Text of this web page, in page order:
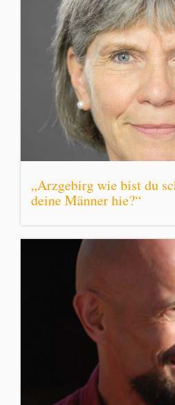
„Arzgebirg wie bist du
deine Männer hie?“